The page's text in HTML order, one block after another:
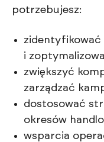
potrzebujesz:
i
zwiększyć
zarządzać
dostosować
okresów
wsparcia